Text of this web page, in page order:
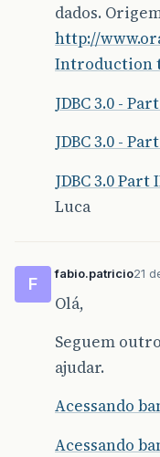
dados.
http://
Introduction
JDBC 3.0 -
JDBC 3.0 -
JDBC 3.0
Luca
F
fabio.patricio21
Olá,
Seguem
ajudar.
Acessando
Acessando